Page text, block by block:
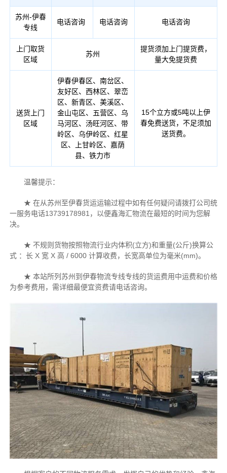
苏州-伊春
专线
电话咨询 电话咨询 电话咨询
上门取货
区域
苏州
提货须加上门提货费，
量大免提货费
送货上门
区域
伊春伊春区、南岔区、
友好区、西林区、翠峦
区、新青区、美溪区、
金山屯区、五营区、乌
马河区、汤旺河区、带
岭区、乌伊岭区、红星
区、上甘岭区、嘉荫
县、铁力市
15个立方或5吨以上伊
春免费送货，不足须加
送货费。
温馨提示：
★ 在从苏州至伊春货运运输过程中如有任何疑问请拨打公司统
一服务电话13739178981，以便鑫海汇物流在最短的时间为您解
决。
★ 不规则货物按照物流行业内体积(立方)和重量(公斤)换算公
式 ：长 X 宽 X 高 / 6000 计算收费，长宽高单位为毫米(mm)。
★ 本站所列苏州到伊春物流专线专线的货运费用中运费和价格
为参考费用，需详细最便宜资费请电话咨询。